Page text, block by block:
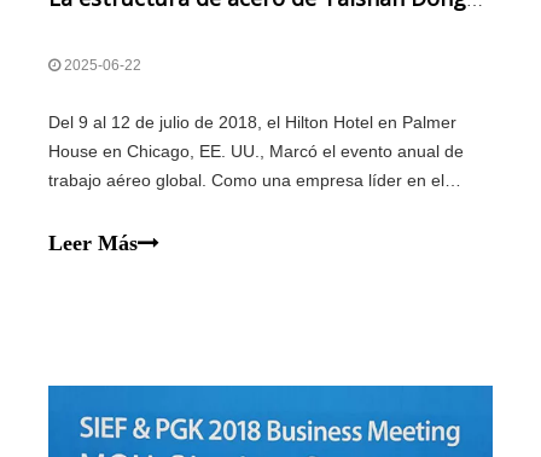
2025-06-22
Del 9 al 12 de julio de 2018, el Hilton Hotel en Palmer
House en Chicago, EE. UU., Marcó el evento anual de
trabajo aéreo global. Como una empresa líder en el
Taishan Dongkuo Steel Structure Co., Ltd. fue invitado a
Leer Más